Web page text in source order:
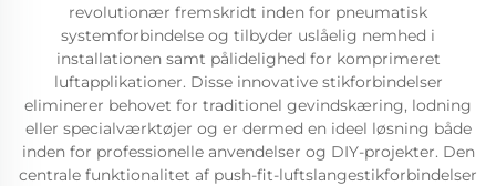
revolutionær fremskridt inden for pneumatisk
systemforbindelse og tilbyder uslåelig nemhed i
installationen samt pålidelighed for komprimeret
luftapplikationer. Disse innovative stikforbindelser
eliminerer behovet for traditionel gevindskæring, lodning
eller specialværktøjer og er dermed en ideel løsning både
inden for professionelle anvendelser og DIY-projekter. Den
centrale funktionalitet af push-fit-luftslangestikforbindelser